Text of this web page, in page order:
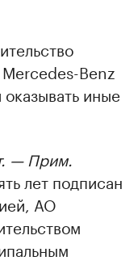
Mercedes-Benz
иные
— Прим.
лет подписан
АО